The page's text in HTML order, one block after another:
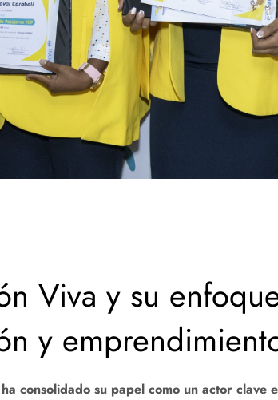
Viva y su
y
consolidado su papel como un actor clave